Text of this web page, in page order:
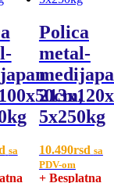
sa
Polica
metal-
5x250kg
10.490rsd sa
PDV-om
+ Besplatna